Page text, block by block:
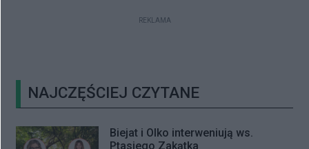
REKLAMA
NAJCZĘŚCIEJ CZYTANE
Biejat i Olko interweniują ws.
Ptasiego Zakątka